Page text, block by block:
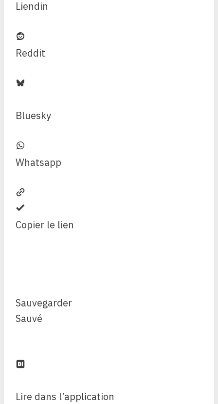
Liendin
Reddit
Bluesky
Whatsapp
Copier le lien
Sauvegarder
Sauvé
Lire dans l’application